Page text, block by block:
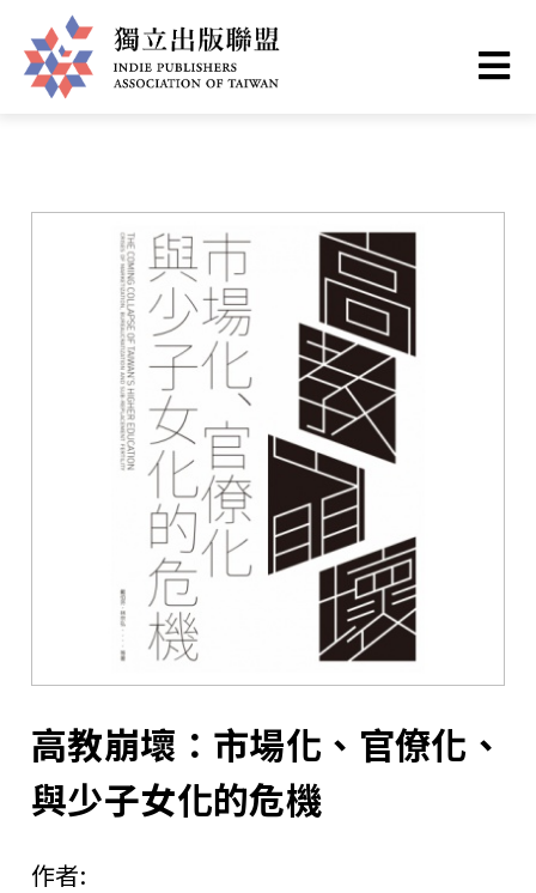
至
主
立
您
裡
首頁 ❯ 書籍一覽
高教崩壞：市場化、官僚化、
與少子女化的危機
作者: